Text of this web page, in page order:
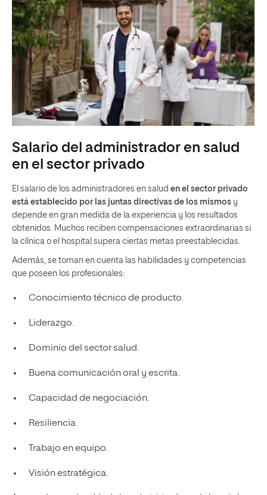
Salario del administrador en salud
en el sector privado
El salario de los administradores en salud en el sector privado
está establecido por las juntas directivas de los mismos y
depende en gran medida de la experiencia y los resultados
obtenidos. Muchos reciben compensaciones extraordinarias si
la clínica o el hospital supera ciertas metas preestablecidas.
Además, se toman en cuenta las habilidades y competencias
que poseen los profesionales:
Conocimiento técnico de producto.
Liderazgo.
Dominio del sector salud.
Buena comunicación oral y escrita.
Capacidad de negociación.
Resiliencia.
Trabajo en equipo.
Visión estratégica.